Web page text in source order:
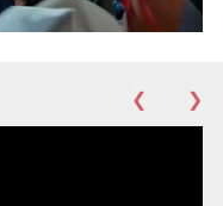
❮ ❯